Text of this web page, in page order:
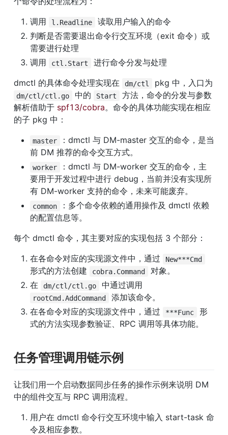
调用
l.Readline
读取用户输入的命令
判断是否需要退出命令行交互环境（exit 命令）或
需要进行处理
调用
ctl.Start
进行命令分发与处理
dmctl 的具体命令处理实现在
dm/ctl
dm/ctl/ctl.go 中的 Start
方法，命令的分发与参数
解析借助于 spf13/cobra。命令的具体功能实现在相应
的子 pkg 中：
master
：dmctl 与 DM-master 交互的命令，是当
前 DM 推荐的命令交互方式。
worker
：dmctl 与 DM-worker 交互的命令，主
要用于开发过程中进行 debug，当前并没有实现所
有 DM-worker 支持的命令，未来可能废弃。
common
：多个命令依赖的通用操作及 dmctl 依赖
的配置信息等。
每个 dmctl 命令，其主要对应的实现包括 3 个部分：
在各命令对应的实现源文件中，通过
New***Cmd
形式的方法创建 cobra.Command
对象。
在
dm/ctl/ctl.go
rootCmd.AddCommand
添加该命令。
在各命令对应的实现源文件中，通过
***Func
形
式的方法实现参数验证、RPC 调用等具体功能。
任务管理调用链示例
让我们用一个启动数据同步任务的操作示例来说明 DM
中的组件交互与 RPC 调用流程。
用户在 dmctl 命令行交互环境中输入 start-task 命
令及相应参数。